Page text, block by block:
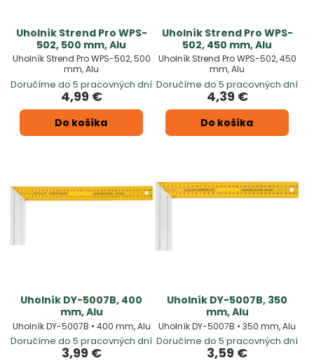
Uholník Strend Pro WPS-
502, 500 mm, Alu
Uholník Strend Pro WPS-502, 500
mm, Alu
Doručíme do 5 pracovných dní
4,99 €
Do košíka
Uholník Strend Pro WPS-
502, 450 mm, Alu
Uholník Strend Pro WPS-502, 450
mm, Alu
Doručíme do 5 pracovných dní
4,39 €
Do košíka
Uholník DY-5007B, 400
mm, Alu
Uholník DY-5007B • 400 mm, Alu
Doručíme do 5 pracovných dní
3,99 €
Uholník DY-5007B, 350
mm, Alu
Uholník DY-5007B • 350 mm, Alu
Doručíme do 5 pracovných dní
3,59 €